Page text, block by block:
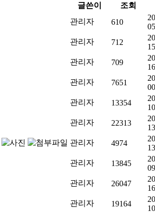
글쓴이 조회
관리자 610
관리자 712
관리자 709
관리자 7651
관리자 13354
관리자 22313
관리자 4974
관리자 13845
관리자 26047
관리자 19164